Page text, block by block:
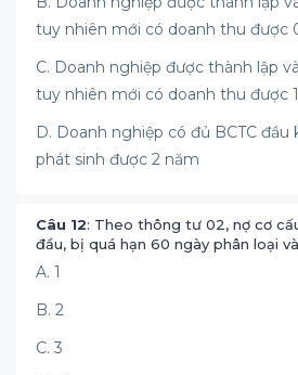
tuy nhiên mới có doanh thu được
C. Doanh nghiệp được thành lập
tuy nhiên mới có doanh thu được
D. Doanh nghiệp có đủ BCTC đầu
phát sinh được 2 năm
Câu 12: Theo thông tư 02, nợ cơ
đầu, bị quá hạn 60 ngày phân loại
A. 1
B. 2
C. 3